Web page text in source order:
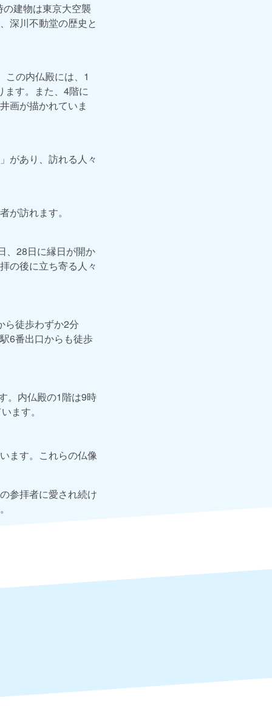
建物は東京大空襲
深川不動堂の歴史と
この内仏殿には、1
ます。また、4階に
画が描かれていま
があり、訪れる人々
が訪れます。
、28日に縁日が開か
の後に立ち寄る人々
ら徒歩わずか2分
6番出口からも徒歩
。内仏殿の1階は9時
ます。
ます。これらの仏像
参拝者に愛され続け